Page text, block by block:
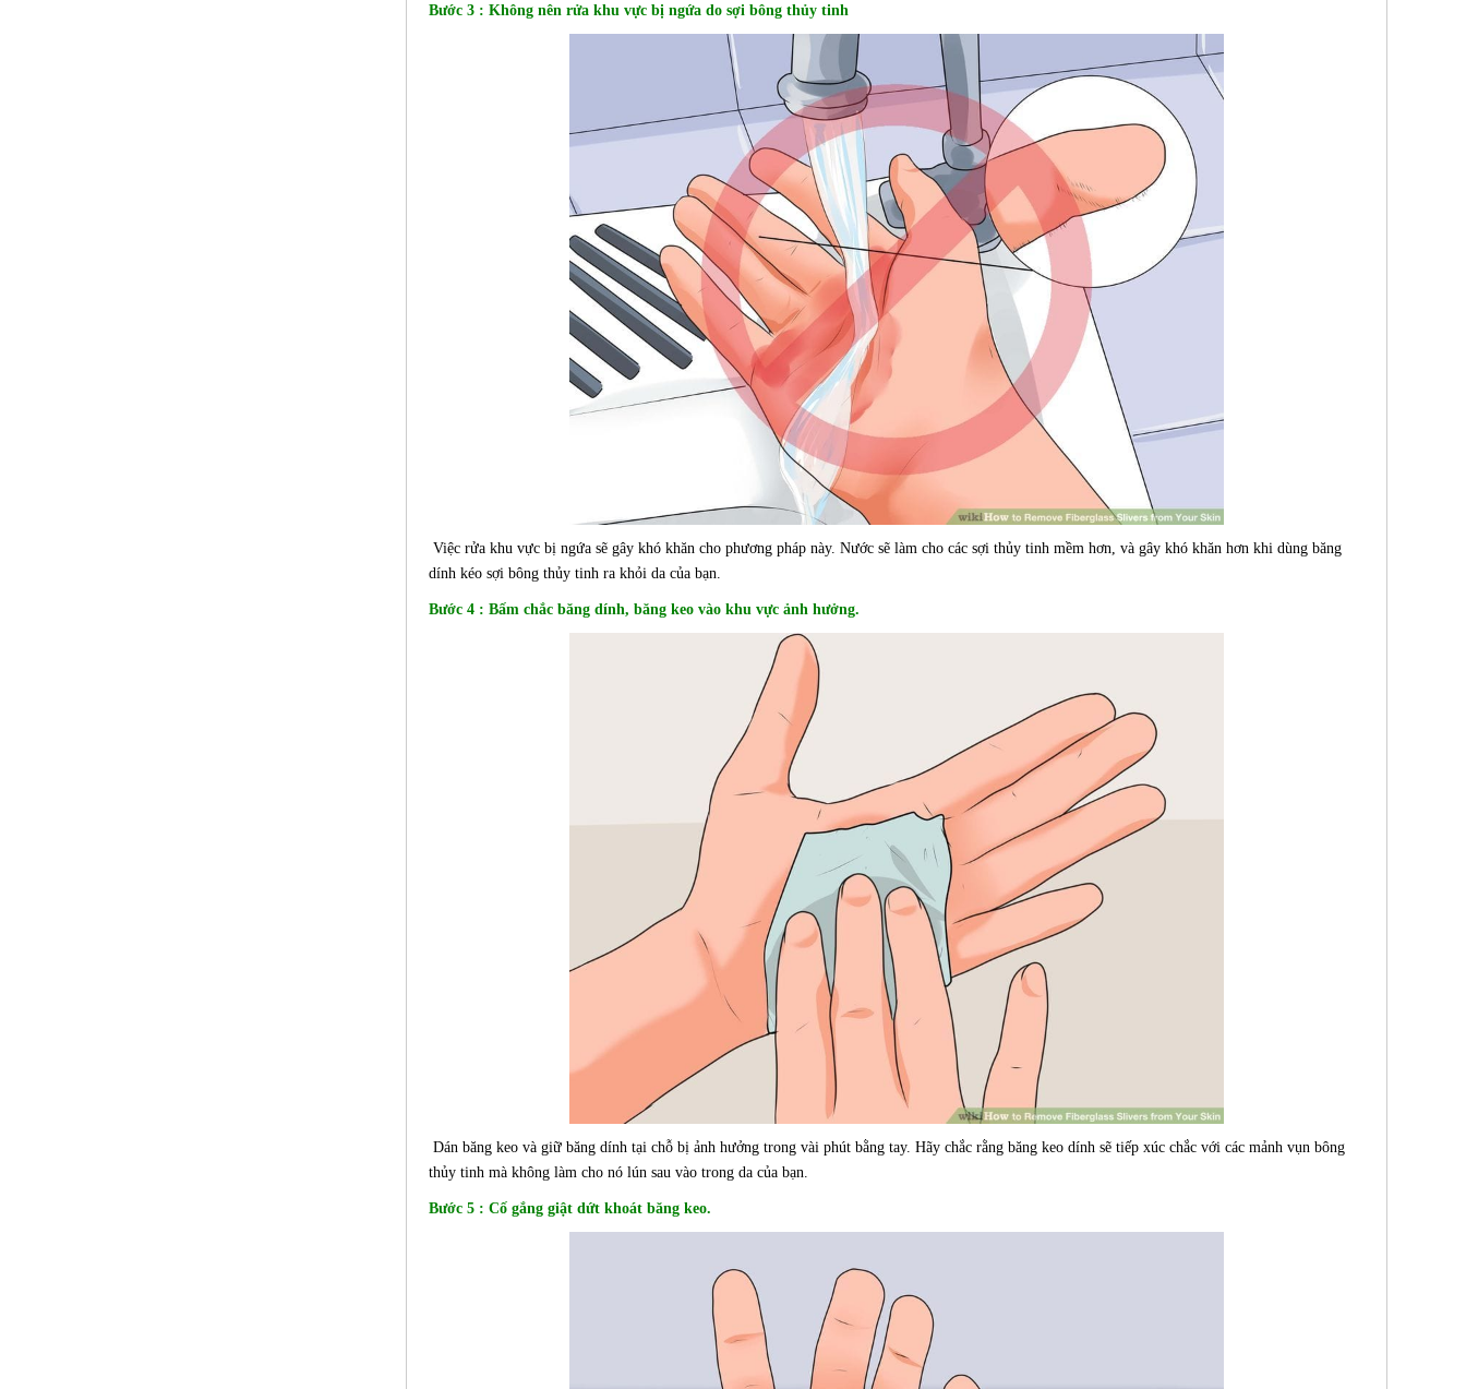
Bước 3 : Không nên rửa khu vực bị ngứa do sợi bông thủy tinh
Việc rửa khu vực bị ngứa sẽ gây khó khăn cho phương pháp này. Nước sẽ làm cho các sợi thủy tinh mềm hơn, và gây khó khăn hơn khi dùng băng
dính kéo sợi bông thủy tinh ra khỏi da của bạn.
Bước 4 : Bấm chắc băng dính, băng keo vào khu vực ảnh hưởng.
Dán băng keo và giữ băng dính tại chỗ bị ảnh hưởng trong vài phút bằng tay. Hãy chắc rằng băng keo dính sẽ tiếp xúc chắc với các mảnh vụn bông
thủy tinh mà không làm cho nó lún sau vào trong da của bạn.
Bước 5 : Cố gắng giật dứt khoát băng keo.